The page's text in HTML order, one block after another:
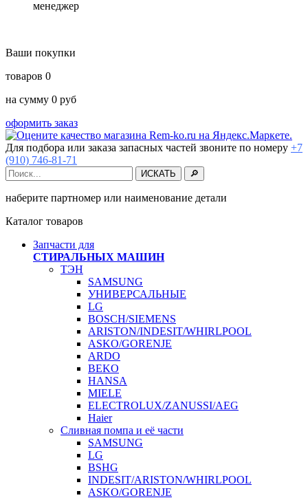
менеджер
Ваши покупки
товаров 0
на сумму 0 руб
оформить заказ
Для подбора или заказа запасных частей звоните по номеру +7
(910) 746-81-71
наберите партномер или наименование детали
Каталог товаров
Запчасти для
СТИРАЛЬНЫХ МАШИН
ТЭН
SAMSUNG
УНИВЕРСАЛЬНЫЕ
LG
BOSCH/SIEMENS
ARISTON/INDESIT/WHIRLPOOL
ASKO/GORENJE
ARDO
BEKO
HANSA
MIELE
ELECTROLUX/ZANUSSI/AEG
Haier
Сливная помпа и её части
SAMSUNG
LG
BSHG
INDESIT/ARISTON/WHIRLPOOL
ASKO/GORENJE